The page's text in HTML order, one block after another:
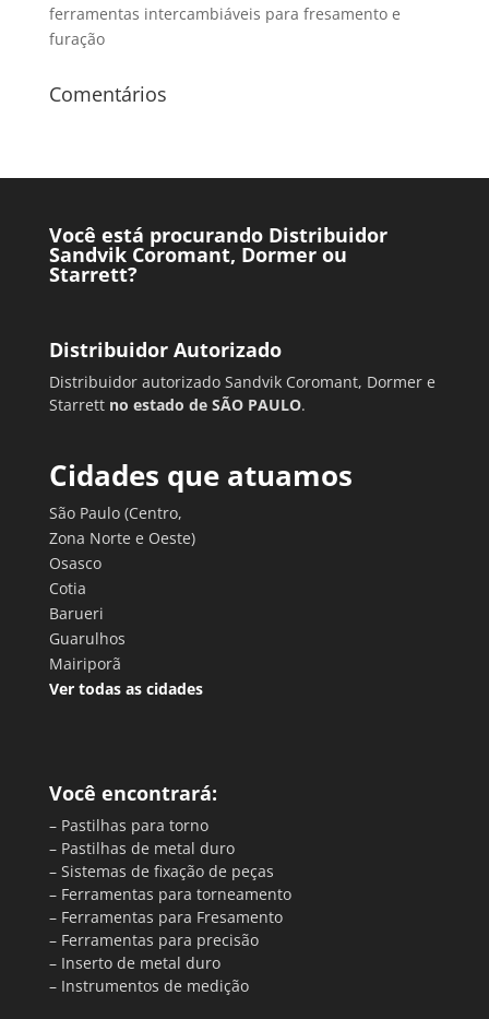
ferramentas intercambiáveis para fresamento e
furação
Comentários
Você está procurando Distribuidor
Sandvik Coromant, Dormer ou
Starrett?
Distribuidor Autorizado
Distribuidor autorizado Sandvik Coromant, Dormer e
Starrett no estado de SÃO PAULO.
Cidades que atuamos
São Paulo (Centro,
Zona Norte e Oeste)
Osasco
Cotia
Barueri
Guarulhos
Mairiporã
Ver todas as cidades
Você encontrará:
– Pastilhas para torno
– Pastilhas de metal duro
– Sistemas de fixação de peças
– Ferramentas para torneamento
– Ferramentas para Fresamento
– Ferramentas para precisão
– Inserto de metal duro
– Instrumentos de medição